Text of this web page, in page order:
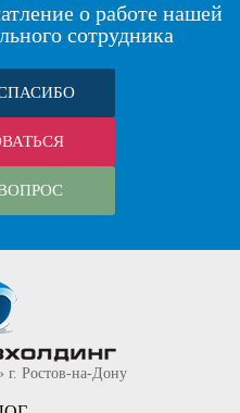
о работе нашей
сотрудника
Ростов-на-Дону